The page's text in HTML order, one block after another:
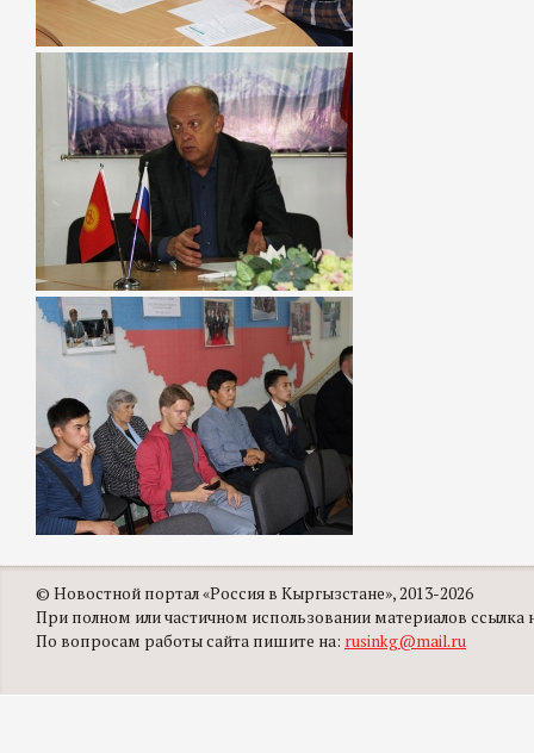
© Новостной портал «Россия в Кыргызстане», 2013-2026
При полном или частичном использовании материалов ссылка
По вопросам работы сайта пишите на: rusinkg@mail.ru